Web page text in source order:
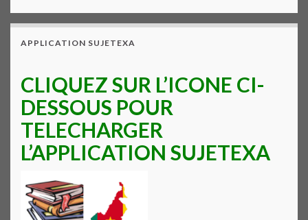
APPLICATION SUJETEXA
CLIQUEZ SUR L’ICONE CI-
DESSOUS POUR
TELECHARGER
L’APPLICATION SUJETEXA